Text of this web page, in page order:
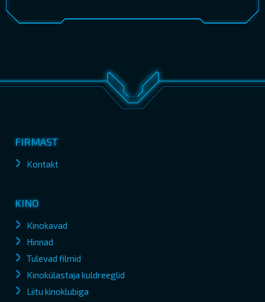
FIRMAST
Kontakt
KINO
Kinokavad
Hinnad
Tulevad filmid
Kinokülastaja kuldreeglid
Liitu kinoklubiga